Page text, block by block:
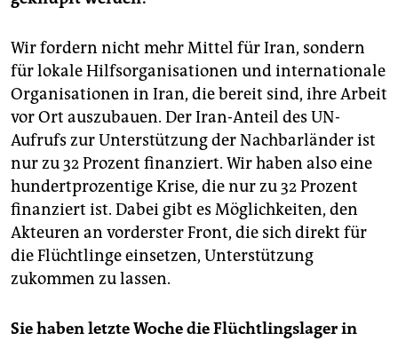
Wir fordern nicht mehr Mittel für Iran, sondern
für lokale Hilfsorganisationen und internationale
Organisationen in Iran, die bereit sind, ihre Arbeit
vor Ort auszubauen. Der Iran-Anteil des UN-
Aufrufs zur Unterstützung der Nachbarländer ist
nur zu 32 Prozent finanziert. Wir haben also eine
hundertprozentige Krise, die nur zu 32 Prozent
finanziert ist. Dabei gibt es Möglichkeiten, den
Akteuren an vorderster Front, die sich direkt für
die Flüchtlinge einsetzen, Unterstützung
zukommen zu lassen.
Sie haben letzte Woche die Flüchtlingslager in